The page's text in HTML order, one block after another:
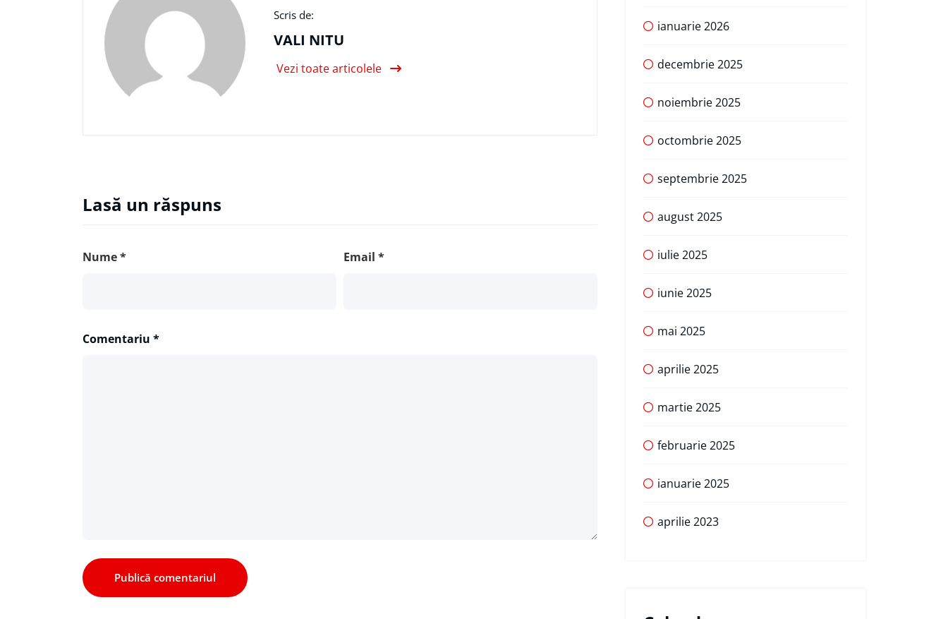
Scris de:
VALI NITU
Vezi toate articolele
Lasă un răspuns
Nume* Email *
Comentariu *
ianuarie 2026
decembrie 2025
noiembrie 2025
octombrie 2025
septembrie 2025
august 2025
iulie 2025
iunie 2025
mai 2025
aprilie 2025
martie 2025
februarie 2025
ianuarie 2025
aprilie 2023